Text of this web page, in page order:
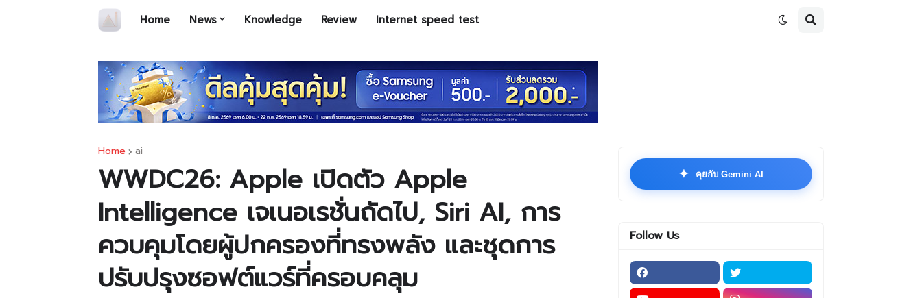
Home News Knowledge Review Internet speed test
Home ai
WWDC26: Apple เปิดตัว Apple
Intelligence เจเนอเรชั่นถัดไป, Siri AI, การ
ควบคุมโดยผู้ปกครองที่ทรงพลัง และชุดการ
ปรับปรุงซอฟต์แวร์ที่ครอบคลุม
✦ คุยกับ Gemini AI
Follow Us